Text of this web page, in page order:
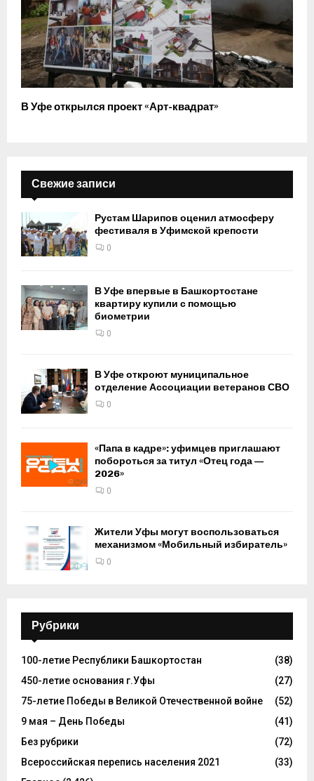
В Уфе открылся проект «Арт-квадрат»
Свежие записи
Рустам Шарипов оценил атмосферу
фестиваля в Уфимской крепости
0
В Уфе впервые в Башкортостане
квартиру купили с помощью
биометрии
0
В Уфе откроют муниципальное
отделение Ассоциации ветеранов СВО
0
«Папа в кадре»: уфимцев приглашают
побороться за титул «Отец года —
2026»
0
Жители Уфы могут воспользоваться
механизмом «Мобильный избиратель»
0
Рубрики
100-летие Республики Башкортостан
(38)
450-летие основания г.Уфы
(27)
75-летие Победы в Великой Отечественной войне
(52)
9 мая – День Победы
(41)
Без рубрики
(72)
Всероссийская перепись населения 2021
(33)